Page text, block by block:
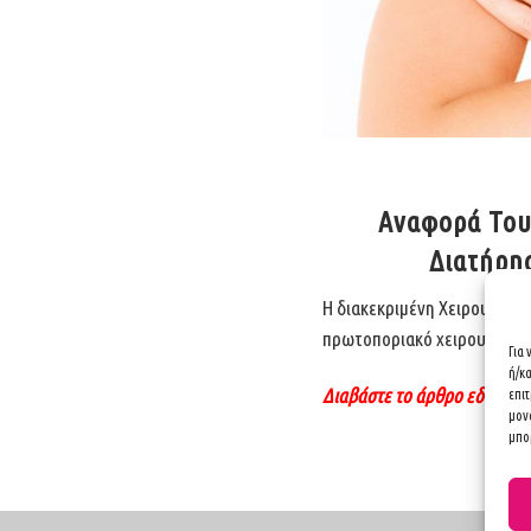
Για
ή/
Αναφορά
H διακεκριμένη
πρωτοποριακό
Διαβάστε το άρθρο εδώ